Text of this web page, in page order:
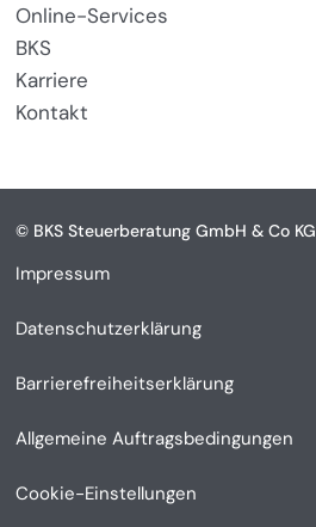
Online-Services
BKS
Karriere
Kontakt
© BKS Steuerberatung GmbH & Co KG
Impressum
Datenschutzerklärung
Barrierefreiheitserklärung
Allgemeine Auftragsbedingungen
Cookie-Einstellungen